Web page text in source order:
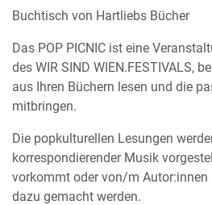
Buchtisch von Hartliebs Bücher
Das POP PICNIC ist eine
des WIR SIND WIEN.FESTIVALS,
aus Ihren Büchern lesen und die
mitbringen.
Die popkulturellen Lesungen
korrespondierender Musik
vorkommt oder von/m Autor:innen
dazu gemacht werden.